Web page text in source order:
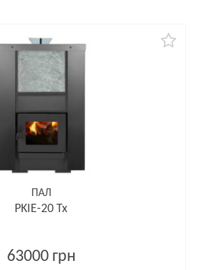
ПАЛ
PKIE-20 Tx
63000 грн